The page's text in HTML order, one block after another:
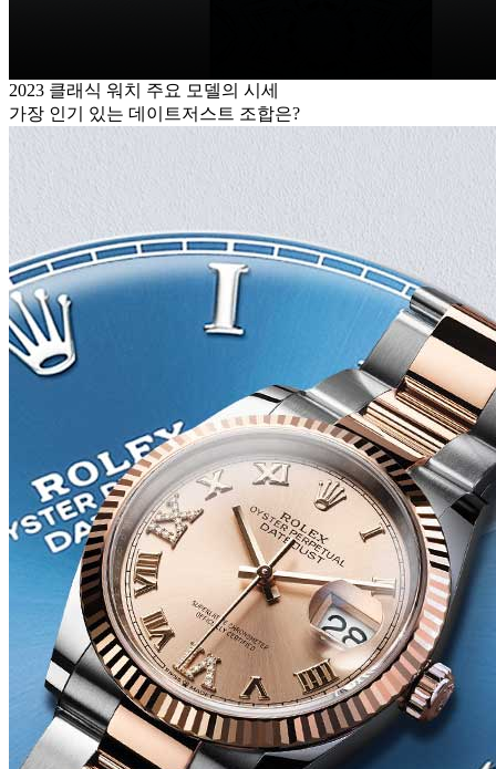
2023 클래식 워치 주요 모델의 시세
가장 인기 있는 데이트저스트 조합은?